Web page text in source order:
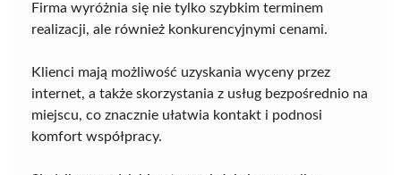
Firma wyróżnia się nie tylko szybkim terminem
realizacji, ale również konkurencyjnymi cenami.
Klienci mają możliwość uzyskania wyceny przez
internet, a także skorzystania z usług bezpośrednio na
miejscu, co znacznie ułatwia kontakt i podnosi
komfort współpracy.